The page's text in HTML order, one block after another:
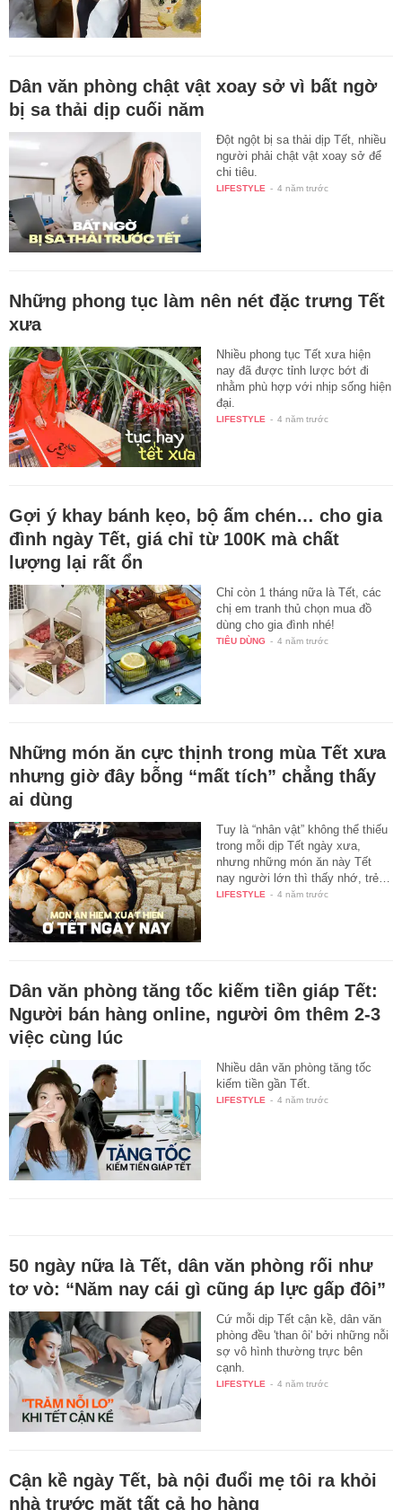
Dân văn phòng chật vật xoay sở vì bất ngờ
bị sa thải dịp cuối năm
Đột ngột bị sa thải dịp Tết, nhiều
người phải chật vật xoay sở để
chi tiêu.
LIFESTYLE - 4 năm trước
Những phong tục làm nên nét đặc trưng Tết
xưa
Nhiều phong tục Tết xưa hiện
nay đã được tỉnh lược bớt đi
nhằm phù hợp với nhịp sống hiện
đại.
LIFESTYLE - 4 năm trước
Gợi ý khay bánh kẹo, bộ ấm chén… cho gia
đình ngày Tết, giá chỉ từ 100K mà chất
lượng lại rất ổn
Chỉ còn 1 tháng nữa là Tết, các
chị em tranh thủ chọn mua đồ
dùng cho gia đình nhé!
TIÊU DÙNG - 4 năm trước
Những món ăn cực thịnh trong mùa Tết xưa
nhưng giờ đây bỗng “mất tích” chẳng thấy
ai dùng
Tuy là “nhân vật” không thể thiếu
trong mỗi dịp Tết ngày xưa,
nhưng những món ăn này Tết
nay người lớn thì thấy nhớ, trẻ…
LIFESTYLE - 4 năm trước
Dân văn phòng tăng tốc kiếm tiền giáp Tết:
Người bán hàng online, người ôm thêm 2-3
việc cùng lúc
Nhiều dân văn phòng tăng tốc
kiếm tiền gần Tết.
LIFESTYLE - 4 năm trước
50 ngày nữa là Tết, dân văn phòng rối như
tơ vò: “Năm nay cái gì cũng áp lực gấp đôi”
Cứ mỗi dịp Tết cận kề, dân văn
phòng đều 'than ôi' bởi những nỗi
sợ vô hình thường trực bên
cạnh.
LIFESTYLE - 4 năm trước
Cận kề ngày Tết, bà nội đuổi mẹ tôi ra khỏi
nhà trước mặt tất cả họ hàng